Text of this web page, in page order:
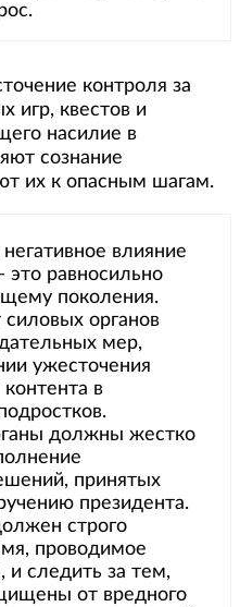
контроля за
игр, квестов и
насилие в
сознание
их к опасным шагам.
влияние
равносильно
поколения.
органов
мер,
ужесточения
в
должны жестко
принятых
президента.
строго
проводимое
и следить за тем,
от вредного